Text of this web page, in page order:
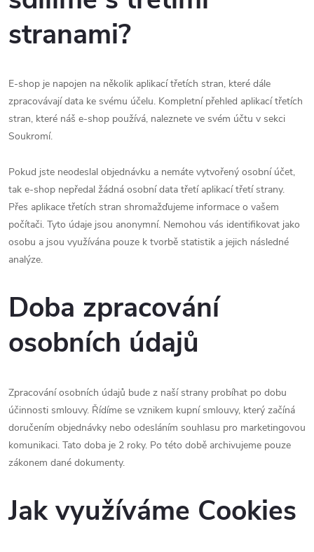
stranami?
E-shop je napojen na několik aplikací třetích stran, které dále
zpracovávají data ke svému účelu. Kompletní přehled aplikací třetích
stran, které náš e-shop používá, naleznete ve svém účtu v sekci
Soukromí.
Pokud jste neodeslal objednávku a nemáte vytvořený osobní účet,
tak e-shop nepředal žádná osobní data třetí aplikací třetí strany.
Přes aplikace třetích stran shromažďujeme informace o vašem
počítači. Tyto údaje jsou anonymní. Nemohou vás identifikovat jako
osobu a jsou využívána pouze k tvorbě statistik a jejich následné
analýze.
Doba zpracování
osobních údajů
Zpracování osobních údajů bude z naší strany probíhat po dobu
účinnosti smlouvy. Řídíme se vznikem kupní smlouvy, který začíná
doručením objednávky nebo odesláním souhlasu pro marketingovou
komunikaci. Tato doba je 2 roky. Po této době archivujeme pouze
zákonem dané dokumenty.
Jak využíváme Cookies